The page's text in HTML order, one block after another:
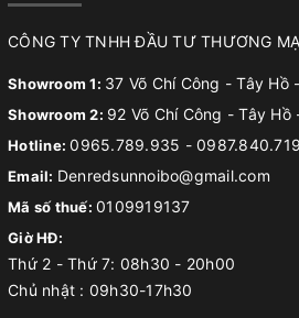
CÔNG TY TNHH ĐẦU TƯ THƯƠNG
Showroom 1: 37 Võ Chí Công - Tây Hồ
Showroom 2: 92 Võ Chí Công - Tây Hồ
Hotline:0965.789.935 - 0987.840.719
Email: Denredsunnoibo@gmail.com
Mã số thuế: 0109919137
Giờ HĐ:
Thứ 2 - Thứ 7: 08h30 - 20h00
Chủ nhật : 09h30-17h30